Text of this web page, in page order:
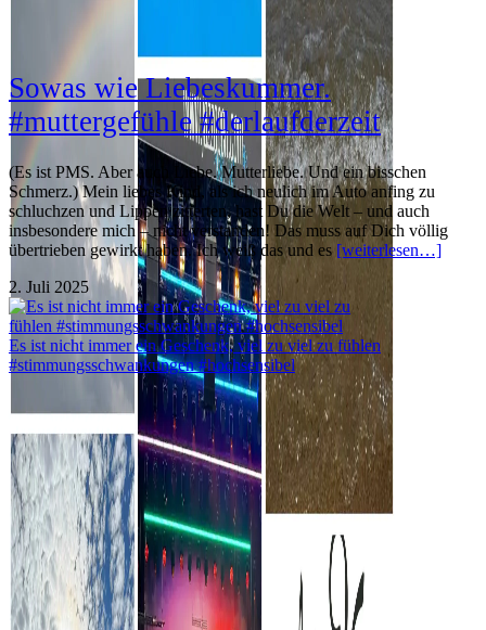
Wieder zu Hause: Dreckwäsche im Koffer –
Erinnerungen und Fernweh im Herzen! DANKE, Kreta
Sowas wie Liebeskummer.
#muttergefühle #derlaufderzeit
(Es ist PMS. Aber auch Liebe. Mutterliebe. Und ein bisschen
Schmerz.) Mein liebes Kind, als ich neulich im Auto anfing zu
schluchzen und Lippen zitterten, hast Du die Welt – und auch
insbesondere mich – nicht verstanden! Das muss auf Dich völlig
übertrieben gewirkt haben. Ich weiß das und es [weiterlesen…]
2. Juli 2025
Es ist nicht immer ein Geschenk, viel zu viel zu fühlen
#stimmungsschwankungen #hochsensibel